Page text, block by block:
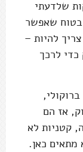
שלדעתי
בטוח שאפשר
להיות –
לרכך
אז הם
קטניות לא
כאן.